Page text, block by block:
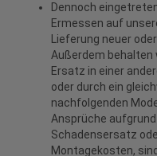
Dennoch
Ermessen auf
Lieferung neuer
Außerdem behalten
Ersatz in einer
oder durch ein
nachfolgenden
Ansprüche
Schadensersatz
Montagekosten,